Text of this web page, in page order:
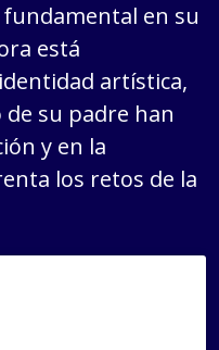
en su
está
artística,
su padre han
y en la
los retos de la